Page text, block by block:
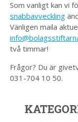
Som vanligt kan vi
snabbavveckling
Vänligen maila
två timmar!
Frågor? Du är
031-704 10 50.